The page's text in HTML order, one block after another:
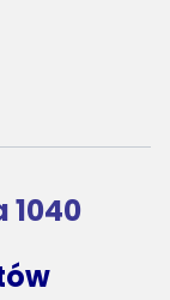
1040